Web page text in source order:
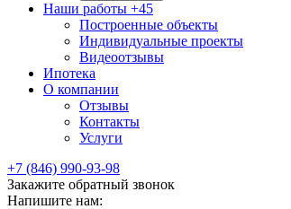
Наши работы +45
Построенные объекты
Индивидуальные проекты
Видеоотзывы
Ипотека
О компании
Отзывы
Контакты
Услуги
+7 (846) 990-93-98
Закажите обратный звонок
Напишите нам: